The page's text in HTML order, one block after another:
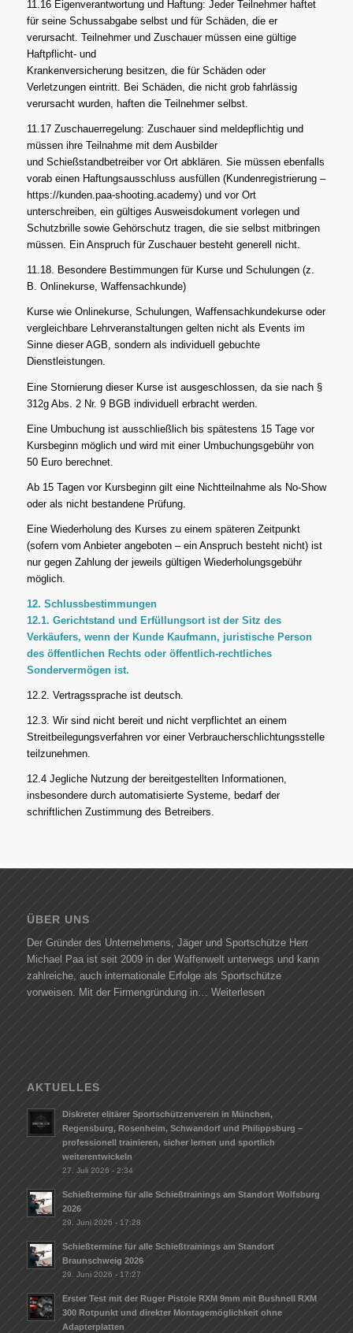
11.16 Eigenverantwortung und Haftung: Jeder Teilnehmer haftet
für seine Schussabgabe selbst und für Schäden, die er
verursacht. Teilnehmer und Zuschauer müssen eine gültige
Haftpflicht- und
Krankenversicherung besitzen, die für Schäden oder
Verletzungen eintritt. Bei Schäden, die nicht grob fahrlässig
verursacht wurden, haften die Teilnehmer selbst.
11.17 Zuschauerregelung: Zuschauer sind meldepflichtig und
müssen ihre Teilnahme mit dem Ausbilder
und Schießstandbetreiber vor Ort abklären. Sie müssen ebenfalls
vorab einen Haftungsausschluss ausfüllen (Kundenregistrierung –
https://kunden.paa-shooting.academy) und vor Ort
unterschreiben, ein gültiges Ausweisdokument vorlegen und
Schutzbrille sowie Gehörschutz tragen, die sie selbst mitbringen
müssen. Ein Anspruch für Zuschauer besteht generell nicht.
11.18. Besondere Bestimmungen für Kurse und Schulungen (z.
B. Onlinekurse, Waffensachkunde)
Kurse wie Onlinekurse, Schulungen, Waffensachkundekurse oder
vergleichbare Lehrveranstaltungen gelten nicht als Events im
Sinne dieser AGB, sondern als individuell gebuchte
Dienstleistungen.
Eine Stornierung dieser Kurse ist ausgeschlossen, da sie nach §
312g Abs. 2 Nr. 9 BGB individuell erbracht werden.
Eine Umbuchung ist ausschließlich bis spätestens 15 Tage vor
Kursbeginn möglich und wird mit einer Umbuchungsgebühr von
50 Euro berechnet.
Ab 15 Tagen vor Kursbeginn gilt eine Nichtteilnahme als No-Show
oder als nicht bestandene Prüfung.
Eine Wiederholung des Kurses zu einem späteren Zeitpunkt
(sofern vom Anbieter angeboten – ein Anspruch besteht nicht) ist
nur gegen Zahlung der jeweils gültigen Wiederholungsgebühr
möglich.
12. Schlussbestimmungen
12.1. Gerichtstand und Erfüllungsort ist der Sitz des
Verkäufers, wenn der Kunde Kaufmann, juristische Person
des öffentlichen Rechts oder öffentlich-rechtliches
Sondervermögen ist.
12.2. Vertragssprache ist deutsch.
12.3. Wir sind nicht bereit und nicht verpflichtet an einem
Streitbeilegungsverfahren vor einer Verbraucherschlichtungsstelle
teilzunehmen.
12.4 Jegliche Nutzung der bereitgestellten Informationen,
insbesondere durch automatisierte Systeme, bedarf der
schriftlichen Zustimmung des Betreibers.
ÜBER UNS
Der Gründer des Unternehmens, Jäger und Sportschütze Herr
Michael Paa ist seit 2009 in der Waffenwelt unterwegs und kann
zahlreiche, auch internationale Erfolge als Sportschütze
vorweisen. Mit der Firmengründung in… Weiterlesen
AKTUELLES
Diskreter elitärer Sportschützenverein in München,
Regensburg, Rosenheim, Schwandorf und Philippsburg –
professionell trainieren, sicher lernen und sportlich
weiterentwickeln
27. Juli 2026 - 2:34
Schießtermine für alle Schießtrainings am Standort Wolfsburg
2026
29. Juni 2026 - 17:28
Schießtermine für alle Schießtrainings am Standort
Braunschweig 2026
29. Juni 2026 - 17:27
Erster Test mit der Ruger Pistole RXM 9mm mit Bushnell RXM
300 Rotpunkt und direkter Montagemöglichkeit ohne
Adapterplatten